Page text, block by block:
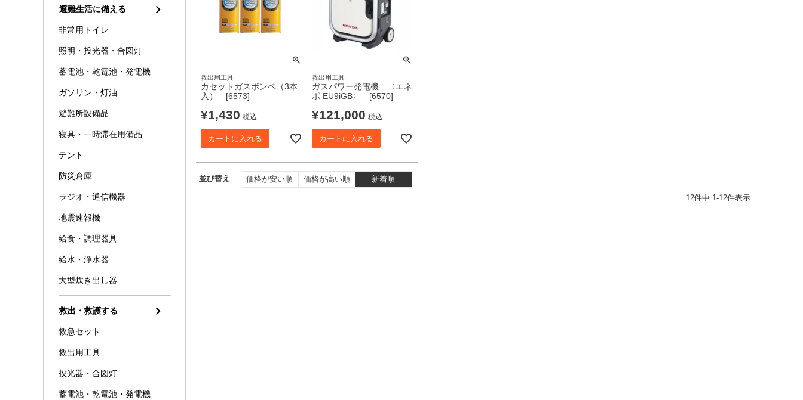
避難生活に備える
非常用トイレ
照明・投光器・合図灯
蓄電池・乾電池・発電機
ガソリン・灯油
避難所設備品
寝具・一時滞在用備品
テント
防災倉庫
ラジオ・通信機器
地震速報機
給食・調理器具
給水・浄水器
大型炊き出し器
救出・救護する
救急セット
救出用工具
投光器・合図灯
蓄電池・乾電池・発電機
救出用工具
カセットガスボンベ（3本
入） [6573]
¥1,430 税込
カートに入れる
救出用工具
ガスパワー発電機 〈エネ
ポ EU9iGB〉 [6570]
¥121,000 税込
カートに入れる
並び替え 価格が安い順 価格が高い順 新着順
12件中 1-12件表示